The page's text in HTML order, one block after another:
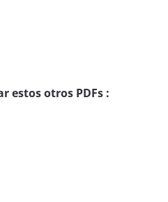
estos otros PDFs :